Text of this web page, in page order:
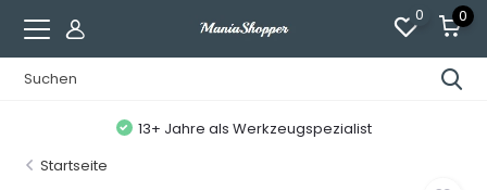
0 0
13+ Jahre als Werkzeugspezialist
Startseite